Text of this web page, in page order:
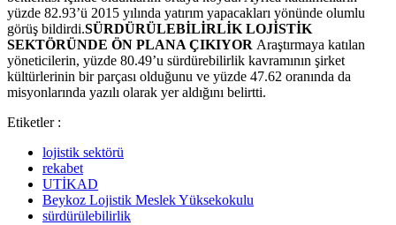
yüzde 82.93’ü 2015 yılında yatırım yapacakları yönünde olumlu
görüş bildirdi.SÜRDÜRÜLEBİLİRLİK LOJİSTİK
SEKTÖRÜNDE ÖN PLANA ÇIKIYOR Araştırmaya katılan
yöneticilerin, yüzde 80.49’u sürdürebilirlik kavramının şirket
kültürlerinin bir parçası olduğunu ve yüzde 47.62 oranında da
misyonlarında yazılı olarak yer aldığını belirtti.
Etiketler :
lojistik sektörü
rekabet
UTİKAD
Beykoz Lojistik Meslek Yüksekokulu
sürdürülebilirlik